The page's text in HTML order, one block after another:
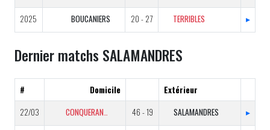
2025 BOUCANIERS 20 - 27 TERRIBLES ▸
Dernier matchs SALAMANDRES
# Domicile
Extérieur
22/03
CONQUERANTS 46 - 19 SALAMANDRES ▸